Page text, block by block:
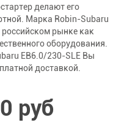
делают его
Марка Robin-Subaru
рынке как
оборудования.
EB6.0/230-SLE Вы
доставкой.
руб